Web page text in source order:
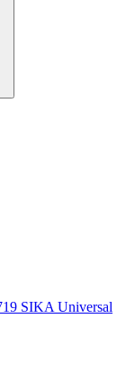
SIKA Universal